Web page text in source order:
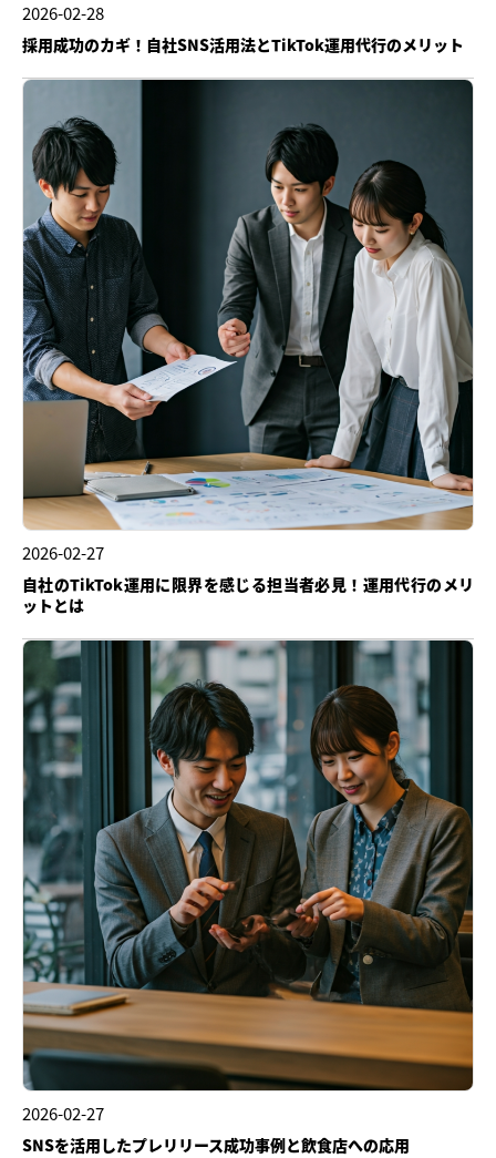
2026-02-28
採用成功のカギ！自社SNS活用法とTikTok運用代行のメリット
2026-02-27
自社のTikTok運用に限界を感じる担当者必見！運用代行のメリ
ットとは
2026-02-27
SNSを活用したプレリリース成功事例と飲食店への応用